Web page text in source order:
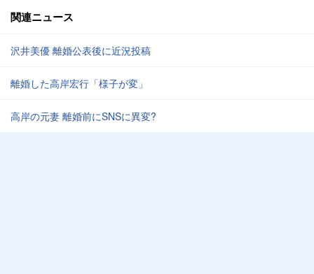
関連ニュース
沢井美優 離婚公表後に近況投稿
離婚した高岸宏行「様子が変」
高岸の元妻 離婚前にSNSに異変?